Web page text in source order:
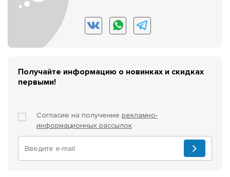
Получайте информацию о новинках и скидках
первыми!
Согласие на получение рекламно-
информационных рассылок